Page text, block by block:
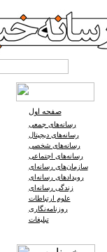
صفحه اول
رسانه‌های جمعی
رسانه‌های دیجیتال
رسانه‌های شخصی
رسانه‌های اجتماعی
سازمان‌های رسانه‌ای
رویدادهای رسانه‌ای
زندگی رسانه‌ای
علوم ارتباطات
روزنامه‌نگاری
تبلیغات